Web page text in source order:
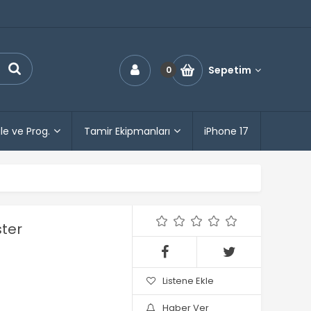
0 Sepetim
ve Prog. Tamir Ekipmanları iPhone 17
Listene Ekle
Haber Ver